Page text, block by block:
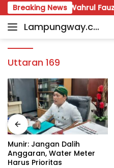
Skip
to
content
Breaking News
Lampung, Wahrul Fauzi:
Lampungway.co
Portal
Lampung
Terpercaya
dan
Terupdate
Uttaran 169
Munir: Jangan Dalih
Anggaran, Water Meter
Harus Prioritas